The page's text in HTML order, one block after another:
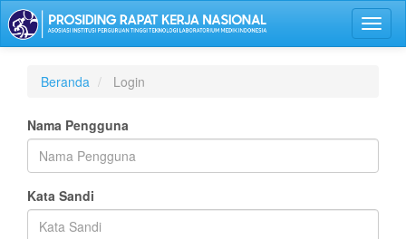
Lompat
ke
isi
Navigasi
Isi
Utama
Bilah
Samping
Beranda Login
Nama Pengguna
Kata Sandi